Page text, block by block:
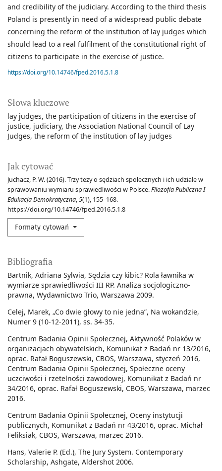
Słowa kluczowe
lay judges the participation of citizens in the exercise of
justice judiciary the Association National Council of Lay
Judges the reform of the institution of lay judges
Jak cytować
Juchacz, P. W. (2016). Trzy tezy o sędziach społecznych i ich udziale w
sprawowaniu wymiaru sprawiedliwości w Polsce.Filozofia Publiczna I
Edukacja Demokratyczna,5(1), 155–168.
https://doi.org/10.14746/fped.2016.5.1.8
Formaty cytowań
and credibility of the judiciary. According to the third thesis
Poland is presently in need of a widespread public debate
concerning the reform of the institution of lay judges which
should lead to a real fulfilment of the constitutional right of
citizens to participate in the exercise of justice.
https://doi.org/10.14746/fped.2016.5.1.8
Bibliografia
Bartnik, Adriana Sylwia, Sędzia czy kibic? Rola ławnika w
wymiarze sprawiedliwości III RP. Analiza socjologiczno-
prawna, Wydawnictwo Trio, Warszawa 2009.
Celej, Marek, „Co dwie głowy to nie jedna”, Na wokandzie,
Numer 9 (10-12-2011), ss. 34-35.
Centrum Badania Opinii Społecznej, Aktywność Polaków w
organizacjach obywatelskich, Komunikat z Badań nr 13/2016,
oprac. Rafał Boguszewski, CBOS, Warszawa, styczeń 2016,
Centrum Badania Opinii Społecznej, Społeczne oceny
uczciwości i rzetelności zawodowej, Komunikat z Badań nr
34/2016, oprac. Rafał Boguszewski, CBOS, Warszawa, marzec
2016.
Centrum Badania Opinii Społecznej, Oceny instytucji
publicznych, Komunikat z Badań nr 43/2016, oprac. Michał
Feliksiak, CBOS, Warszawa, marzec 2016.
Hans, Valerie P. (Ed.), The Jury System. Contemporary
Scholarship, Ashgate, Aldershot 2006.